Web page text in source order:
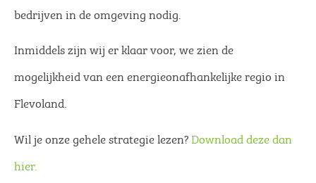
bedrijven in de omgeving nodig.
Inmiddels zijn wij er klaar voor, we zien de
mogelijkheid van een energieonafhankelijke regio in
Flevoland.
Wil je onze gehele strategie lezen?Download deze dan
hier.